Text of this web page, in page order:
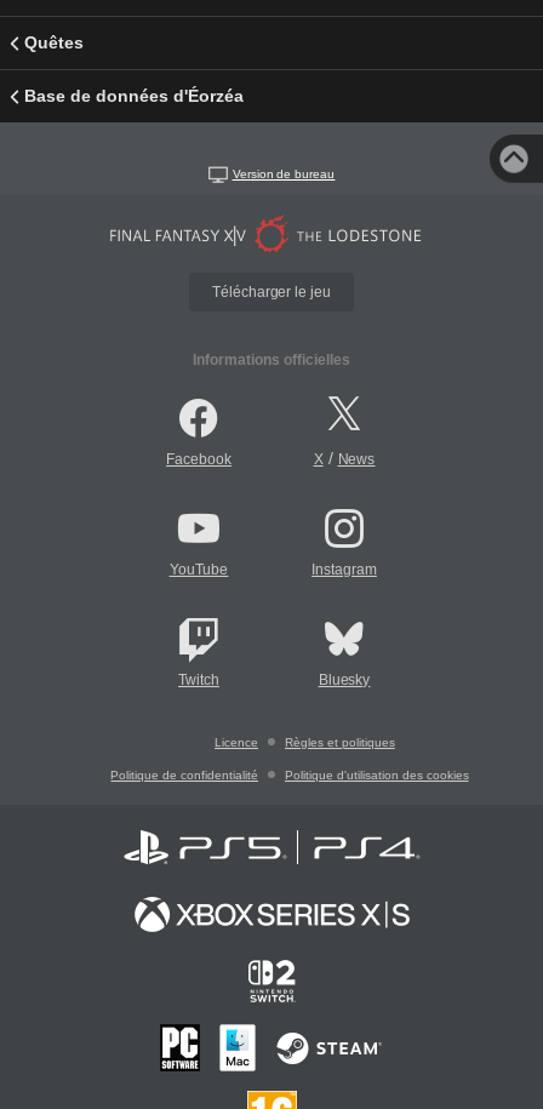
Quêtes
Base de données d'Éorzéa
Version de bureau
Télécharger le jeu
Informations officielles
Facebook X/ News
YouTube Instagram
Twitch Bluesky
Licence Règles et politiques
Politique de confidentialité Politique d'utilisation des cookies